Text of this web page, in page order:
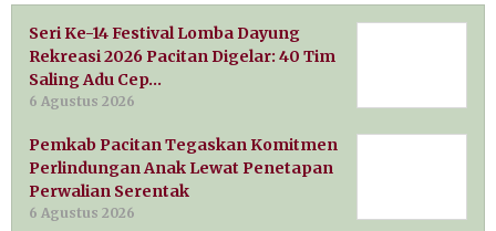
Seri Ke-14 Festival Lomba Dayung
Rekreasi 2026 Pacitan Digelar: 40 Tim
Saling Adu Cep…
6 Agustus 2026
Pemkab Pacitan Tegaskan Komitmen
Perlindungan Anak Lewat Penetapan
Perwalian Serentak
6 Agustus 2026